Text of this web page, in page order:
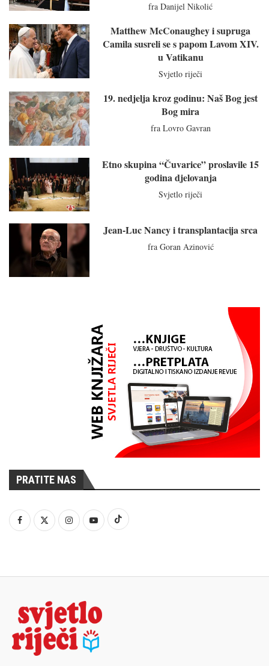
fra Danijel Nikolić
Matthew McConaughey i supruga
Camila susreli se s papom Lavom XIV.
u Vatikanu
Svjetlo riječi
19. nedjelja kroz godinu: Naš Bog jest
Bog mira
fra Lovro Gavran
Etno skupina “Čuvarice” proslavile 15
godina djelovanja
Svjetlo riječi
Jean-Luc Nancy i transplantacija srca
fra Goran Azinović
PRATITE NAS